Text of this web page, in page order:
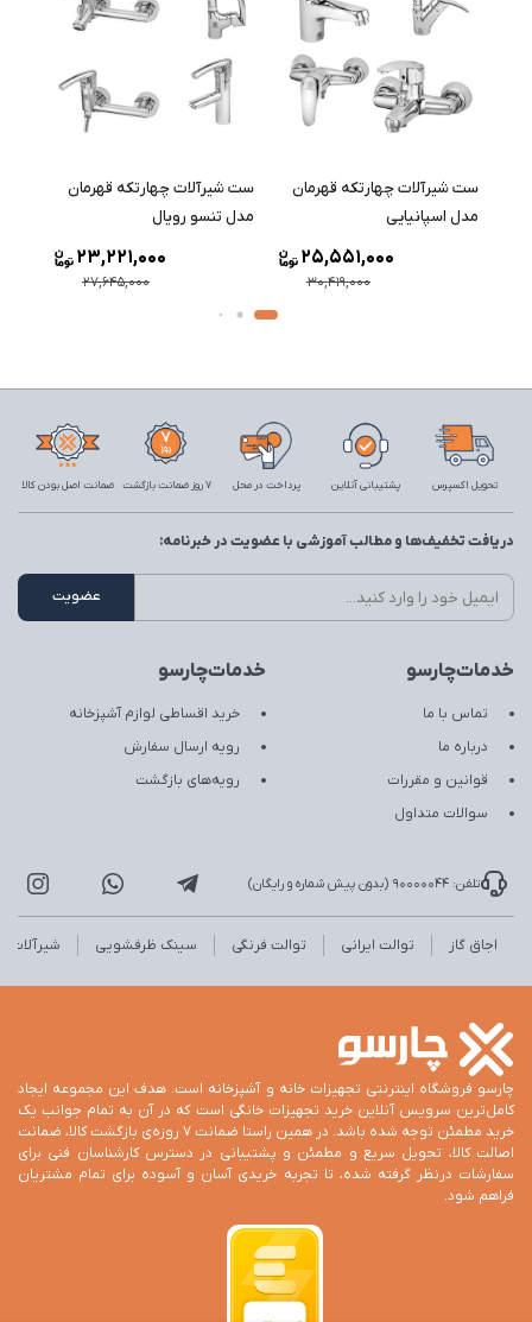
ست شیرآلات چهارتکه قهرمان
مدل اسپانیایی
30,419,000
25,551,000
ست شیرآلات چهارتکه قهرمان
مدل تنسو رویال
27,645,000
23,221,000
تحویل اکسپرس پشتیبانی آنلاین پرداخت در محل 7 روز ضمانت بازگشت ضمانت اصل بودن کالا
خدمات‌چارسو
تماس با ما
درباره ما
قوانین و مقررات
سوالات متداول
خدمات‌چارسو
خرید اقساطی لوازم آشپزخانه
رویه ارسال سفارش
رویه‌های بازگشت
دریافت تخفیف‌ها و مطالب آموزشی با عضویت در خبرنامه:
تلفن: 90000044 (بدون پیش شماره و رایگان)
اجاق گاز توالت ایرانی توالت فرنگی سینک ظرفشویی شیرآلات
چارسو فروشگاه اینترنتی تجهیزات خانه و آشپزخانه است. هدف این مجموعه ایجاد
کامل‌ترین سرویس آنلاین خرید تجهیزات خانگی است که در آن به تمام جوانب یک
خرید مطمئن توجه شده باشد. در همین راستا ضمانت 7 روزه‌ی بازگشت کالا، ضمانت
اصالت کالا، تحویل سریع و مطمئن و پشتیبانی در دسترس کارشناسان فنی برای
سفارشات درنظر گرفته شده، تا تجربه خریدی آسان و آسوده برای تمام مشتریان
فراهم شود.